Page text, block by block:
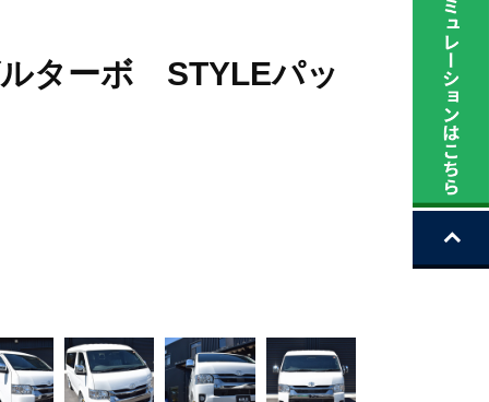
ーボ STYLEパッ